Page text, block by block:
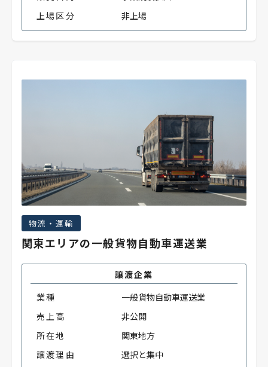
上場区分
非上場
物流・運輸
関東エリアの一般貨物自動車運送業
譲渡企業
業種
一般貨物自動車運送業
売上高
非公開
所在地
関東地方
譲渡理由
選択と集中